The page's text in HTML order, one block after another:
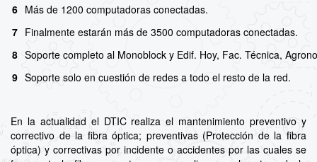
6 Más de 1200 computadoras conectadas.
7 Finalmente estarán más de 3500 computadoras conectadas.
8 Soporte completo al Monoblock y Edif. Hoy, Fac. Técnica,
9 Soporte solo en cuestión de redes a todo el resto de la red.
En la actualidad el DTIC realiza el mantenimiento preventivo y
correctivo de la fibra óptica; preventivas (Protección de la fibra
óptica) y correctivas por incidente o accidentes por las cuales se